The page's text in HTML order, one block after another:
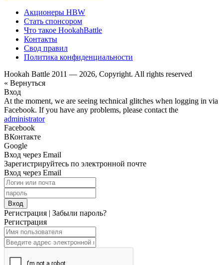
Акционеры HBW
Стать спонсором
Что такое HookahBattle
Контакты
Свод правил
Политика конфиденциальности
Hookah Battle 2011 — 2026, Copyright. All rights reserved
« Вернуться
Вход
At the moment, we are seeing technical glitches when logging in via
Facebook. If you have any problems, please contact the
administrator
Facebook
ВКонтакте
Google
Вход через Email
Зарегистрируйтесь по электронной почте
Вход через Email
Вход
Регистрация | Забыли пароль?
Регистрация